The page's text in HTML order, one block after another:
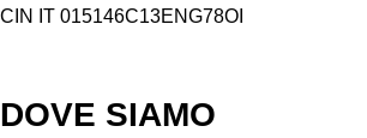
CIN IT 015146C13ENG78OI
DOVE SIAMO